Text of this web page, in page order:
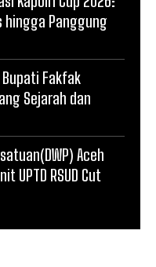
hingga Panggung
Fakfak
Sejarah dan
Aceh
UPTD RSUD Cut